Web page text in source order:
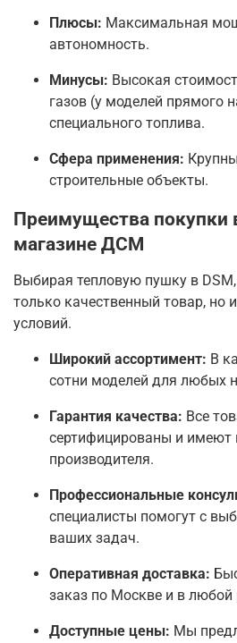
Плюсы: Максимальная
автономность.
Минусы: Высокая
газов (у моделей прямого
специального топлива.
Сфера применения:
строительные объекты.
Преимущества покупки
магазине ДСМ
Выбирая тепловую пушку в
только качественный товар, но
условий.
Широкий ассортимент: В
сотни моделей для любых
Гарантия качества: Все
сертифицированы и имеют
производителя.
Профессиональные
специалисты помогут с
ваших задач.
Оперативная доставка:
заказ по Москве и в любой
Доступные цены: Мы